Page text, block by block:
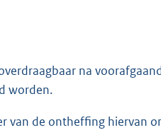
na
worden.
van de ontheffing hiervan